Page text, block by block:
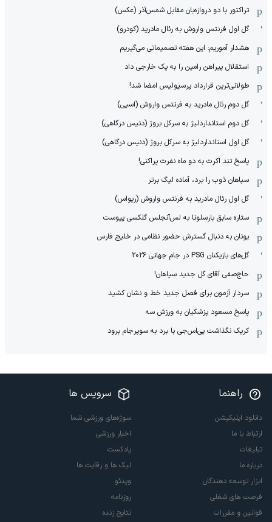
تراکتور با دو دروازه‌بان مقابل شمس‌آذر (عکس)
گل اول فرنتس واروش به رئال مادرید (کودرو)
هشدار آموریم: این هفته تصمیماتی می‌گیریم
استقلال پیراهن رامین را به یک خارجی داد
طولانی‌ترین قرارداد پرسپولیس امضا شد!
گل دوم رئال مادرید به فرنتس واروش (اسپی)
گل دوم استانداردلیژ به سرکل بروژ (دنیس درگاهی)
گل اول استانداردلیژ به سرکل بروژ (دنیس درگاهی)
پاسخ تند اکرت به دو ماه نفرت پراکنی!
سپاهان ذوب را برد، آماده لیگ برتر
گل اول رئال مادرید به فرنتس واروش (ریواس)
ستاره سابق بارسلونا به لس‌آنجلس گلکسی پیوست
یونان به دنبال گسترش حضور نظامی در خلیج فارس
گل‌های بازیکنان PSG در جام جهانی 2026
حاج‌صفی آقای گل جدید سپاهان!
سردار آزمون برای فصل جدید خط و نشان کشید
پاسخ مسعود پزشکیان به ورزش سه
کریک نگذاشت پی‌اس‌جی با برد به سوپرجام برود
راهنما
دانلود اپلیکیشن
ارتباط با ما
تبلیغات
درباره ما
ابزار توسعه دهندگان
فرصت های شغلی
قوانین و مقررات
سرویس ها
سوژه‌های ورزشی شما
اخبار ورزشی
پادکست
لیگ ها و رقابت ها
ویدئو
روزنامه
نتایج زنده